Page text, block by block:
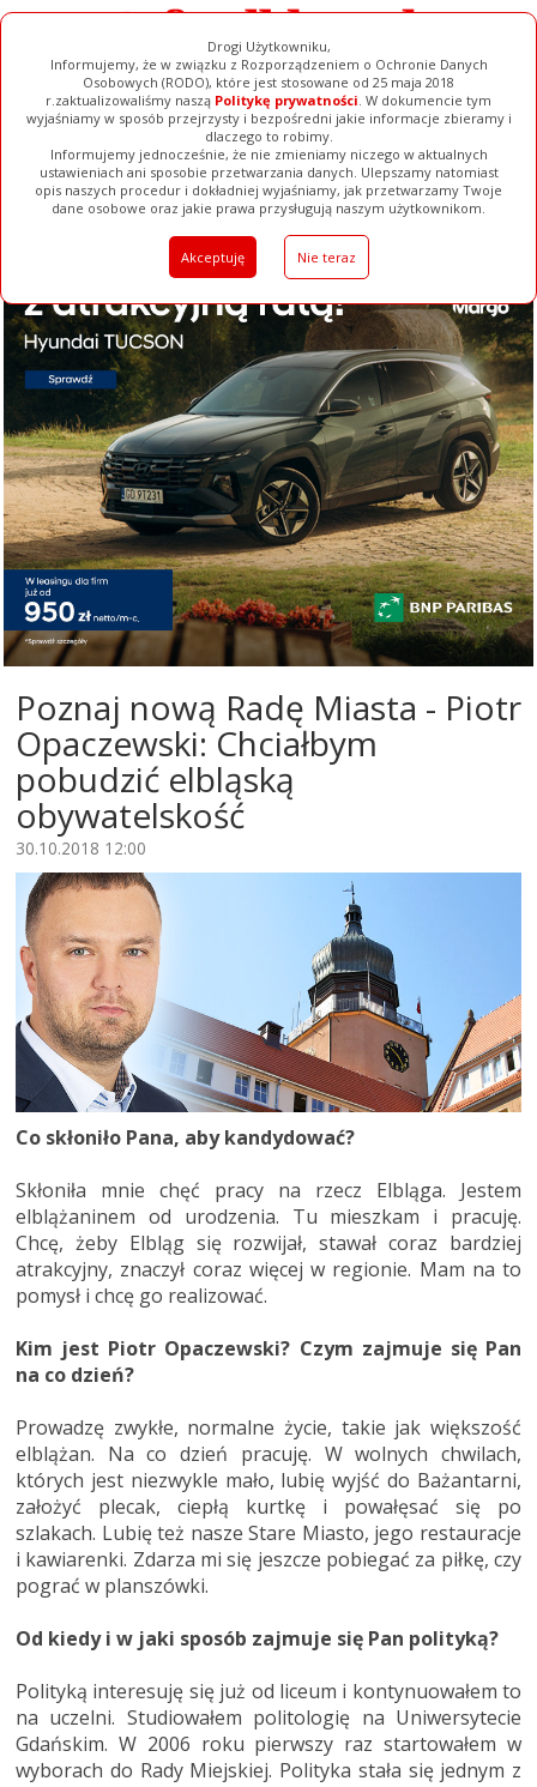
Drogi Użytkowniku,
Informujemy, że w związku z Rozporządzeniem o Ochronie Danych
Osobowych (RODO), które jest stosowane od 25 maja 2018
r.zaktualizowaliśmy naszą Politykę prywatności. W dokumencie tym
wyjaśniamy w sposób przejrzysty i bezpośredni jakie informacje zbieramy i
dlaczego to robimy.
Informujemy jednocześnie, że nie zmieniamy niczego w aktualnych
ustawieniach ani sposobie przetwarzania danych. Ulepszamy natomiast
opis naszych procedur i dokładniej wyjaśniamy, jak przetwarzamy Twoje
dane osobowe oraz jakie prawa przysługują naszym użytkownikom.
Akceptuję Nie teraz
Ogłoszenia Filmy Galerie Baza Firm Pełna Wersja
Poznaj nową Radę Miasta - Piotr
Opaczewski: Chciałbym
pobudzić elbląską
obywatelskość
30.10.2018 12:00
Co skłoniło Pana, aby kandydować?
Skłoniła mnie chęć pracy na rzecz Elbląga. Jestem
elblążaninem od urodzenia. Tu mieszkam i pracuję.
Chcę, żeby Elbląg się rozwijał, stawał coraz bardziej
atrakcyjny, znaczył coraz więcej w regionie. Mam na to
pomysł i chcę go realizować.
Kim jest Piotr Opaczewski? Czym zajmuje się Pan
na co dzień?
Prowadzę zwykłe, normalne życie, takie jak większość
elblążan. Na co dzień pracuję. W wolnych chwilach,
których jest niezwykle mało, lubię wyjść do Bażantarni,
założyć plecak, ciepłą kurtkę i powałęsać się po
szlakach. Lubię też nasze Stare Miasto, jego restauracje
i kawiarenki. Zdarza mi się jeszcze pobiegać za piłkę, czy
pograć w planszówki.
Od kiedy i w jaki sposób zajmuje się Pan polityką?
Polityką interesuję się już od liceum i kontynuowałem to
na uczelni. Studiowałem politologię na Uniwersytecie
Gdańskim. W 2006 roku pierwszy raz startowałem w
wyborach do Rady Miejskiej. Polityka stała się jednym z